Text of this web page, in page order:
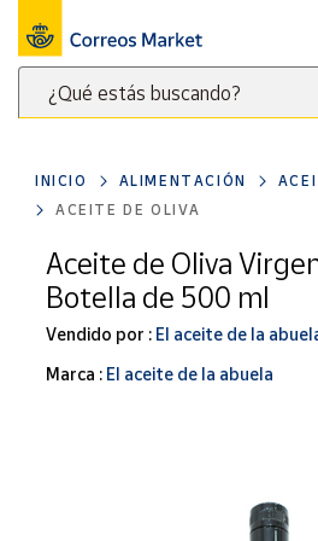
¿Qué estás buscando?
clave
para
buscar
productos
Correos
Market
Menú
Nuestro
catálogo
Alimentación
Ocio y cultura
Juguetes y
juegos
Libros y
INICIO ALIMENTACIÓN
ACEITE DE OLIVA
Aceite de Oliva
Botella de 500 ml
Vendido por : El aceite de la
Marca : El aceite de la abuela